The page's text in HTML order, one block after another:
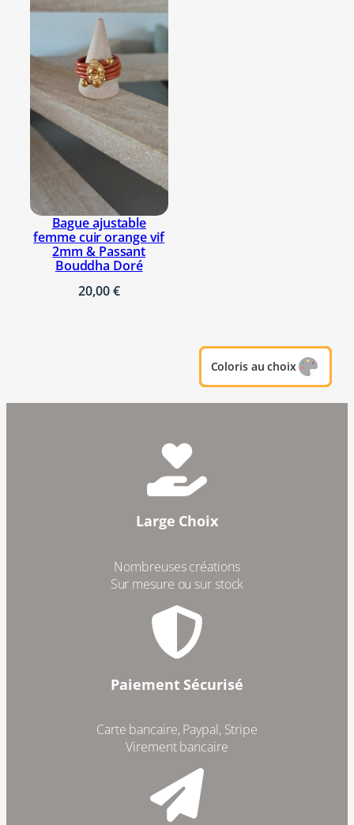
Coloris au choix
Coloris au choix
Coloris au choix
Coloris au choix
Coloris au choix
Coloris au choix
h
n
r
o
u
g
Bague ajustable
femme cuir orange vif
2mm & Passant
Bouddha Doré
20,00€
Large Choix
Nombreuses créations
Sur mesure ou sur stock
Paiement Sécurisé
Carte bancaire, Paypal, Stripe
Virement bancaire